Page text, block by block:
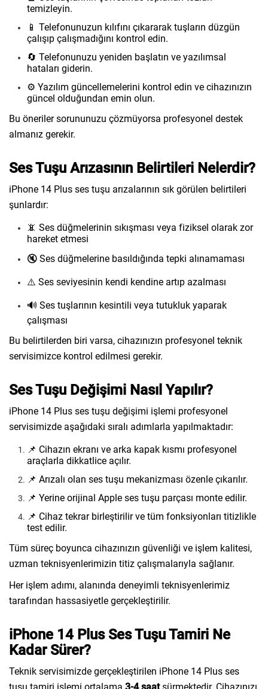
temizleyin.
📱 Telefonunuzun kılıfını çıkararak tuşların düzgün
çalışıp çalışmadığını kontrol edin.
🔄 Telefonunuzu yeniden başlatın ve yazılımsal
hataları giderin.
⚙️ Yazılım güncellemelerini kontrol edin ve cihazınızın
güncel olduğundan emin olun.
Bu öneriler sorununuzu çözmüyorsa profesyonel destek
almanız gerekir.
Ses Tuşu Arızasının Belirtileri Nelerdir?
iPhone 14 Plus ses tuşu arızalarının sık görülen belirtileri
şunlardır:
📵 Ses düğmelerinin sıkışması veya fiziksel olarak zor
hareket etmesi
🔇 Ses düğmelerine basıldığında tepki alınamaması
⚠️ Ses seviyesinin kendi kendine artıp azalması
🔊 Ses tuşlarının kesintili veya tutukluk yaparak
çalışması
Bu belirtilerden biri varsa, cihazınızın profesyonel teknik
servisimizce kontrol edilmesi gerekir.
Ses Tuşu Değişimi Nasıl Yapılır?
iPhone 14 Plus ses tuşu değişimi işlemi profesyonel
servisimizde aşağıdaki sıralı adımlarla yapılmaktadır:
📌 Cihazın ekranı ve arka kapak kısmı profesyonel
araçlarla dikkatlice açılır.
📌 Arızalı olan ses tuşu mekanizması özenle çıkarılır.
📌 Yerine orijinal Apple ses tuşu parçası monte edilir.
📌 Cihaz tekrar birleştirilir ve tüm fonksiyonları titizlikle
test edilir.
Tüm süreç boyunca cihazınızın güvenliği ve işlem kalitesi,
uzman teknisyenlerimizin titiz çalışmalarıyla sağlanır.
Her işlem adımı, alanında deneyimli teknisyenlerimiz
tarafından hassasiyetle gerçekleştirilir.
iPhone 14 Plus Ses Tuşu Tamiri Ne
Kadar Sürer?
Teknik servisimizde gerçekleştirilen iPhone 14 Plus ses